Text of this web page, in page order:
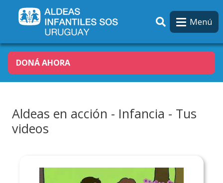
Menú
DONÁ AHORA
Aldeas en acción - Infancia - Tus
videos